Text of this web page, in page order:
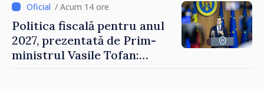
/ Acum 14 ore
Politica fiscală pentru anul
2027, prezentată de Prim-
ministrul Vasile Tofan: